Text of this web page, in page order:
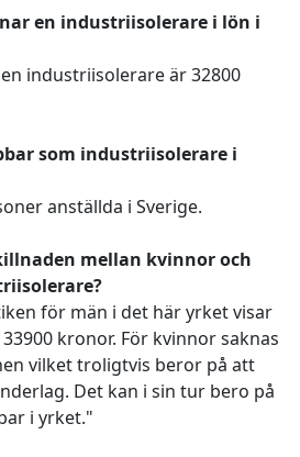
en industriisolerare i lön i
industriisolerare är 32800
som industriisolerare i
anställda i Sverige.
mellan kvinnor och
för män i det här yrket visar
kronor. För kvinnor saknas
vilket troligtvis beror på att
Det kan i sin tur bero på
i yrket."